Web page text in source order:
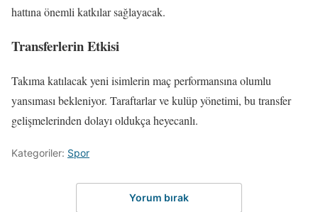
hattına önemli katkılar sağlayacak.
Transferlerin Etkisi
Takıma katılacak yeni isimlerin maç performansına olumlu
yansıması bekleniyor. Taraftarlar ve kulüp yönetimi, bu transfer
gelişmelerinden dolayı oldukça heyecanlı.
Kategoriler: Spor
Yorum bırak